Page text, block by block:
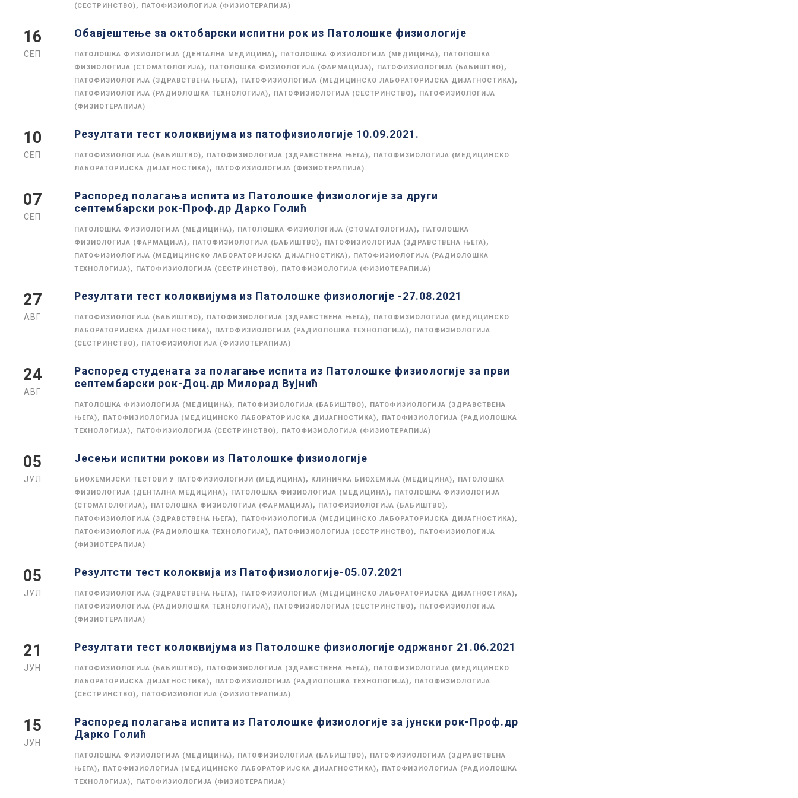
(СЕСТРИНСТВО), ПАТОФИЗИОЛОГИЈА (ФИЗИОТЕРАПИЈА)
16
СЕП
Обавјештење за октобарски испитни рок из Патолошке физиологије
ПАТОЛОШКА ФИЗИОЛОГИЈА (ДЕНТАЛНА МЕДИЦИНА), ПАТОЛОШКА ФИЗИОЛОГИЈА (МЕДИЦИНА), ПАТОЛОШКА
ФИЗИОЛОГИЈА (СТОМАТОЛОГИЈА), ПАТОЛОШКА ФИЗИОЛОГИЈА (ФАРМАЦИЈА), ПАТОФИЗИОЛОГИЈА (БАБИШТВО),
ПАТОФИЗИОЛОГИЈА (ЗДРАВСТВЕНА ЊЕГА), ПАТОФИЗИОЛОГИЈА (МЕДИЦИНСКО ЛАБОРАТОРИЈСКА ДИЈАГНОСТИКА),
ПАТОФИЗИОЛОГИЈА (РАДИОЛОШКА ТЕХНОЛОГИЈА), ПАТОФИЗИОЛОГИЈА (СЕСТРИНСТВО), ПАТОФИЗИОЛОГИЈА
(ФИЗИОТЕРАПИЈА)
10
СЕП
Резултати тест колоквијума из патофизиологије 10.09.2021.
ПАТОФИЗИОЛОГИЈА (БАБИШТВО), ПАТОФИЗИОЛОГИЈА (ЗДРАВСТВЕНА ЊЕГА), ПАТОФИЗИОЛОГИЈА (МЕДИЦИНСКО
ЛАБОРАТОРИЈСКА ДИЈАГНОСТИКА), ПАТОФИЗИОЛОГИЈА (ФИЗИОТЕРАПИЈА)
07
СЕП
Распоред полагања испита из Патолошке физиологије за други
септембарски рок-Проф.др Дарко Голић
ПАТОЛОШКА ФИЗИОЛОГИЈА (МЕДИЦИНА), ПАТОЛОШКА ФИЗИОЛОГИЈА (СТОМАТОЛОГИЈА), ПАТОЛОШКА
ФИЗИОЛОГИЈА (ФАРМАЦИЈА), ПАТОФИЗИОЛОГИЈА (БАБИШТВО), ПАТОФИЗИОЛОГИЈА (ЗДРАВСТВЕНА ЊЕГА),
ПАТОФИЗИОЛОГИЈА (МЕДИЦИНСКО ЛАБОРАТОРИЈСКА ДИЈАГНОСТИКА), ПАТОФИЗИОЛОГИЈА (РАДИОЛОШКА
ТЕХНОЛОГИЈА), ПАТОФИЗИОЛОГИЈА (СЕСТРИНСТВО), ПАТОФИЗИОЛОГИЈА (ФИЗИОТЕРАПИЈА)
27
АВГ
Резултати тест колоквијума из Патолошке физиологије -27.08.2021
ПАТОФИЗИОЛОГИЈА (БАБИШТВО), ПАТОФИЗИОЛОГИЈА (ЗДРАВСТВЕНА ЊЕГА), ПАТОФИЗИОЛОГИЈА (МЕДИЦИНСКО
ЛАБОРАТОРИЈСКА ДИЈАГНОСТИКА), ПАТОФИЗИОЛОГИЈА (РАДИОЛОШКА ТЕХНОЛОГИЈА), ПАТОФИЗИОЛОГИЈА
(СЕСТРИНСТВО), ПАТОФИЗИОЛОГИЈА (ФИЗИОТЕРАПИЈА)
24
АВГ
Распоред студената за полагање испита из Патолошке физиологије за први
септембарски рок-Доц.др Милорад Вујнић
ПАТОЛОШКА ФИЗИОЛОГИЈА (МЕДИЦИНА), ПАТОФИЗИОЛОГИЈА (БАБИШТВО), ПАТОФИЗИОЛОГИЈА (ЗДРАВСТВЕНА
ЊЕГА), ПАТОФИЗИОЛОГИЈА (МЕДИЦИНСКО ЛАБОРАТОРИЈСКА ДИЈАГНОСТИКА), ПАТОФИЗИОЛОГИЈА (РАДИОЛОШКА
ТЕХНОЛОГИЈА), ПАТОФИЗИОЛОГИЈА (СЕСТРИНСТВО), ПАТОФИЗИОЛОГИЈА (ФИЗИОТЕРАПИЈА)
05
ЈУЛ
Јесењи испитни рокови из Патолошке физиологије
БИОХЕМИЈСКИ ТЕСТОВИ У ПАТОФИЗИОЛОГИЈИ (МЕДИЦИНА), КЛИНИЧКА БИОХЕМИЈА (МЕДИЦИНА), ПАТОЛОШКА
ФИЗИОЛОГИЈА (ДЕНТАЛНА МЕДИЦИНА), ПАТОЛОШКА ФИЗИОЛОГИЈА (МЕДИЦИНА), ПАТОЛОШКА ФИЗИОЛОГИЈА
(СТОМАТОЛОГИЈА), ПАТОЛОШКА ФИЗИОЛОГИЈА (ФАРМАЦИЈА), ПАТОФИЗИОЛОГИЈА (БАБИШТВО),
ПАТОФИЗИОЛОГИЈА (ЗДРАВСТВЕНА ЊЕГА), ПАТОФИЗИОЛОГИЈА (МЕДИЦИНСКО ЛАБОРАТОРИЈСКА ДИЈАГНОСТИКА),
ПАТОФИЗИОЛОГИЈА (РАДИОЛОШКА ТЕХНОЛОГИЈА), ПАТОФИЗИОЛОГИЈА (СЕСТРИНСТВО), ПАТОФИЗИОЛОГИЈА
(ФИЗИОТЕРАПИЈА)
05
ЈУЛ
Резултсти тест колоквија из Патофизиологије-05.07.2021
ПАТОФИЗИОЛОГИЈА (ЗДРАВСТВЕНА ЊЕГА), ПАТОФИЗИОЛОГИЈА (МЕДИЦИНСКО ЛАБОРАТОРИЈСКА ДИЈАГНОСТИКА),
ПАТОФИЗИОЛОГИЈА (РАДИОЛОШКА ТЕХНОЛОГИЈА), ПАТОФИЗИОЛОГИЈА (СЕСТРИНСТВО), ПАТОФИЗИОЛОГИЈА
(ФИЗИОТЕРАПИЈА)
21
ЈУН
Резултати тест колоквијума из Патолошке физиологије одржаног 21.06.2021
ПАТОФИЗИОЛОГИЈА (БАБИШТВО), ПАТОФИЗИОЛОГИЈА (ЗДРАВСТВЕНА ЊЕГА), ПАТОФИЗИОЛОГИЈА (МЕДИЦИНСКО
ЛАБОРАТОРИЈСКА ДИЈАГНОСТИКА), ПАТОФИЗИОЛОГИЈА (РАДИОЛОШКА ТЕХНОЛОГИЈА), ПАТОФИЗИОЛОГИЈА
(СЕСТРИНСТВО), ПАТОФИЗИОЛОГИЈА (ФИЗИОТЕРАПИЈА)
15
ЈУН
Распоред полагања испита из Патолошке физиологије за јунски рок-Проф.др
Дарко Голић
ПАТОЛОШКА ФИЗИОЛОГИЈА (МЕДИЦИНА), ПАТОФИЗИОЛОГИЈА (БАБИШТВО), ПАТОФИЗИОЛОГИЈА (ЗДРАВСТВЕНА
ЊЕГА), ПАТОФИЗИОЛОГИЈА (МЕДИЦИНСКО ЛАБОРАТОРИЈСКА ДИЈАГНОСТИКА), ПАТОФИЗИОЛОГИЈА (РАДИОЛОШКА
ТЕХНОЛОГИЈА), ПАТОФИЗИОЛОГИЈА (ФИЗИОТЕРАПИЈА)